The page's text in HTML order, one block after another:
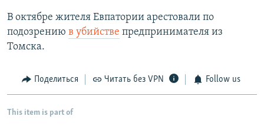
В октябре жителя Евпатории арестовали по
подозрению в убийстве предпринимателя из
Томска.
Поделиться Читать без VPN Follow us
This item is part of